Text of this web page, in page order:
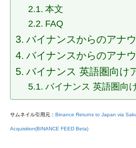
本文
FAQ
バイナンスからのアナ
バイナンスからのアナ
バイナンス 英語圏向け
バイナンス 英語圏向
サムネイル引用元： Binance Returns to Japan via
Acquisition(BINANCE FEED Beta)